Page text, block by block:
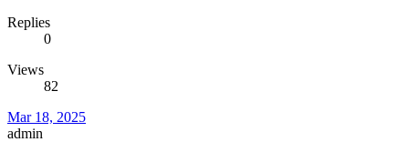
Replies
0
Views
82
Mar 18, 2025
admin